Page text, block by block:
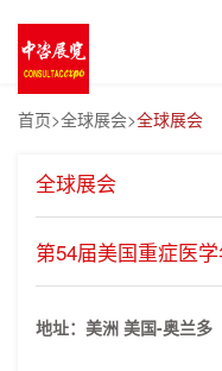
首页>全球展会>全球展会
全球展会
第54届美国重症医
地址：美洲 美国-奥兰多